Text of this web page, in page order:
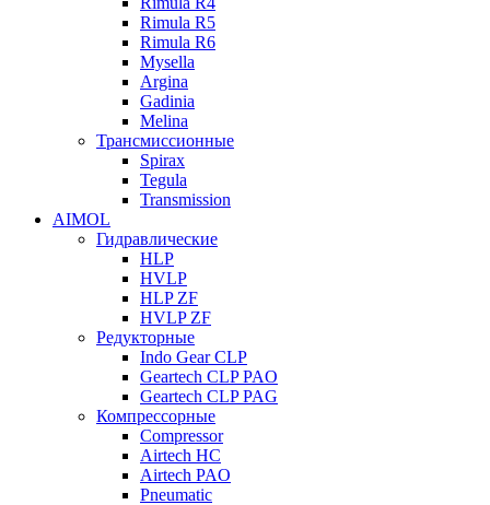
Rimula R5
Rimula R6
Mysella
Argina
Gadinia
Melina
Трансмиссионные
Spirax
Tegula
Transmission
AIMOL
Гидравлические
HLP
HVLP
HLP ZF
HVLP ZF
Редукторные
Indo Gear CLP
Geartech CLP PAO
Geartech CLP PAG
Компрессорные
Compressor
Airtech HC
Airtech PAO
Pneumatic